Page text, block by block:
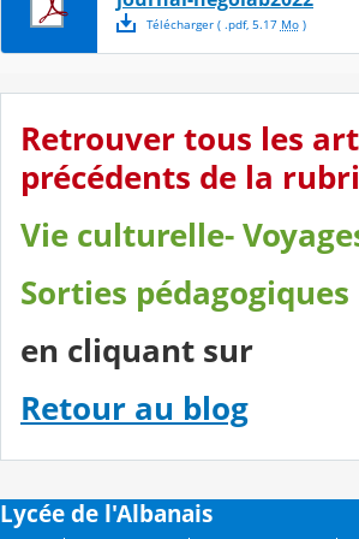
Télécharger( .pdf, 5.17 Mo)
Retrouver tous les
précédents de la
Vie culturelle-
Sorties pédagogiques
en cliquant sur
Retour au blog
Lycée de l'Albanais